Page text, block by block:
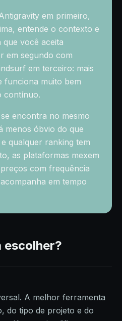
em primeiro,
entende o contexto e
você aceita
em segundo com
em terceiro: mais
funciona muito bem
contínuo.
encontra no mesmo
menos óbvio do que
qualquer ranking tem
as plataformas mexem
com frequência
em tempo
escolher?
A melhor ferramenta
do tipo de projeto e do